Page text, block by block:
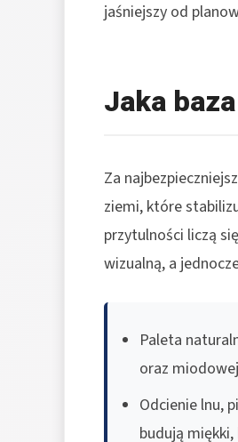
jaśniejszy od
Jaka
Za
ziemi, które
przytulności liczą
wizualną, a
Paleta
oraz
Odcienie lnu,
budują